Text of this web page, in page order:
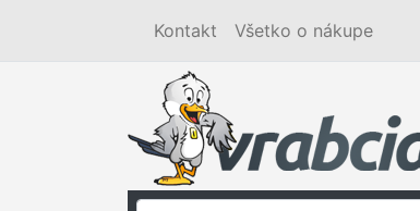
Kontakt Všetko o nákupe